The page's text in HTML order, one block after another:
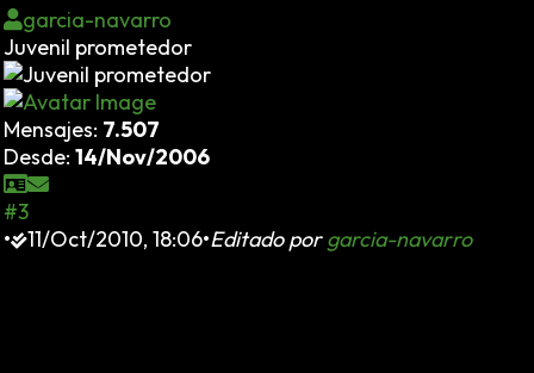
garcia-navarro
Juvenil prometedor
Mensajes: 7.507
Desde: 14/Nov/2006
#3
•
11/Oct/2010, 18:06•Editado porgarcia-navarro